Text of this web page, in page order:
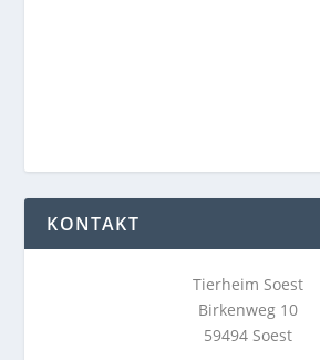
KONTAKT
Tierheim Soest
Birkenweg 10
59494 Soest